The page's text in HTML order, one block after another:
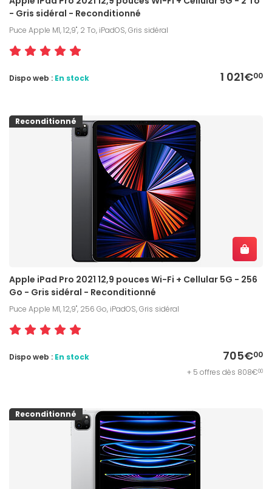
- Gris sidéral - Reconditionné
Puce Apple M1, 12,9", 2 To, iPadOS, Gris sidéral
1 021€00
Dispo web : En stock
Reconditionné
Apple iPad Pro 2021 12,9 pouces Wi-Fi + Cellular 5G - 256
Go - Gris sidéral - Reconditionné
Puce Apple M1, 12,9", 256 Go, iPadOS, Gris sidéral
705€00
Dispo web : En stock
+ 5 offres dès 808€00
Reconditionné